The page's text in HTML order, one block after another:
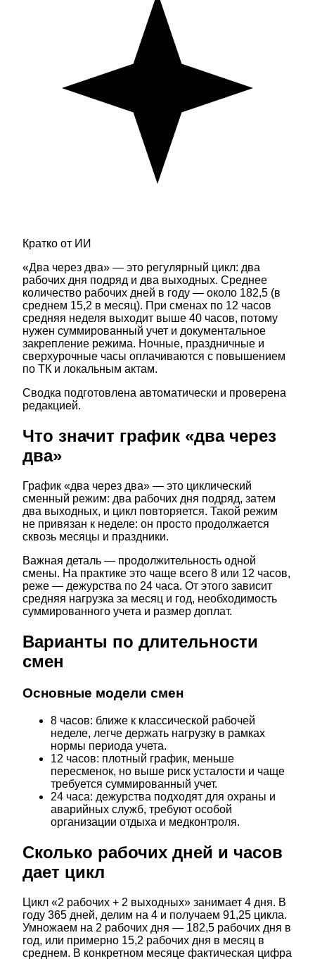
Кратко от ИИ
«Два через два» — это регулярный цикл: два
рабочих дня подряд и два выходных. Среднее
количество рабочих дней в году — около 182,5 (в
среднем 15,2 в месяц). При сменах по 12 часов
средняя неделя выходит выше 40 часов, потому
нужен суммированный учет и документальное
закрепление режима. Ночные, праздничные и
сверхурочные часы оплачиваются с повышением
по ТК и локальным актам.
Сводка подготовлена автоматически и проверена
редакцией.
Что значит график «два через
два»
График «два через два» — это циклический
сменный режим: два рабочих дня подряд, затем
два выходных, и цикл повторяется. Такой режим
не привязан к неделе: он просто продолжается
сквозь месяцы и праздники.
Важная деталь — продолжительность одной
смены. На практике это чаще всего 8 или 12 часов,
реже — дежурства по 24 часа. От этого зависит
средняя нагрузка за месяц и год, необходимость
суммированного учета и размер доплат.
Варианты по длительности
смен
Основные модели смен
8 часов: ближе к классической рабочей
неделе, легче держать нагрузку в рамках
нормы периода учета.
12 часов: плотный график, меньше
пересменок, но выше риск усталости и чаще
требуется суммированный учет.
24 часа: дежурства подходят для охраны и
аварийных служб, требуют особой
организации отдыха и медконтроля.
Сколько рабочих дней и часов
дает цикл
Цикл «2 рабочих + 2 выходных» занимает 4 дня. В
году 365 дней, делим на 4 и получаем 91,25 цикла.
Умножаем на 2 рабочих дня — 182,5 рабочих дня в
год, или примерно 15,2 рабочих дня в месяц в
среднем. В конкретном месяце фактическая цифра